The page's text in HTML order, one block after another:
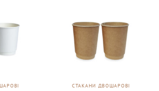
СТАКАНИ ДВОШАРОВІ